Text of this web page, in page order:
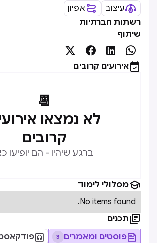
עיצוב
אפיון
רשתות חברתיות
שיתוף




אירועים קרובים
📆
לא נמצאו
קרובים
ברגע שיהיו - הם יופיעו
מסלולי לימוד
No items found.
תכנים
פוסטים ומאמרים 3
